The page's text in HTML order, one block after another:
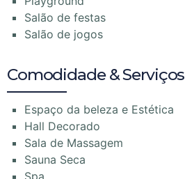
Salão de festas
Salão de jogos
Comodidade & Serviços
Espaço da beleza e Estética
Hall Decorado
Sala de Massagem
Sauna Seca
Spa